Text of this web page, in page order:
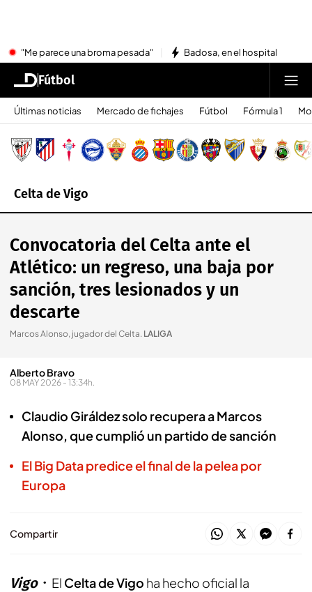
"Me parece una broma pesada" Badosa, en el hospital
Fútbol
Últimas noticias Mercado de fichajes Fútbol Fórmula 1
Celta de Vigo
Convocatoria del Celta ante el
Atlético: un regreso, una baja por
sanción, tres lesionados y un
descarte
Marcos Alonso, jugador del Celta. LALIGA
Alberto Bravo
08 MAY 2026 - 13:34h.
Claudio Giráldez solo recupera a Marcos
Alonso, que cumplió un partido de sanción
El Big Data predice el final de la pelea por
Europa
Compartir
Vigo El Celta de Vigo ha hecho oficial la